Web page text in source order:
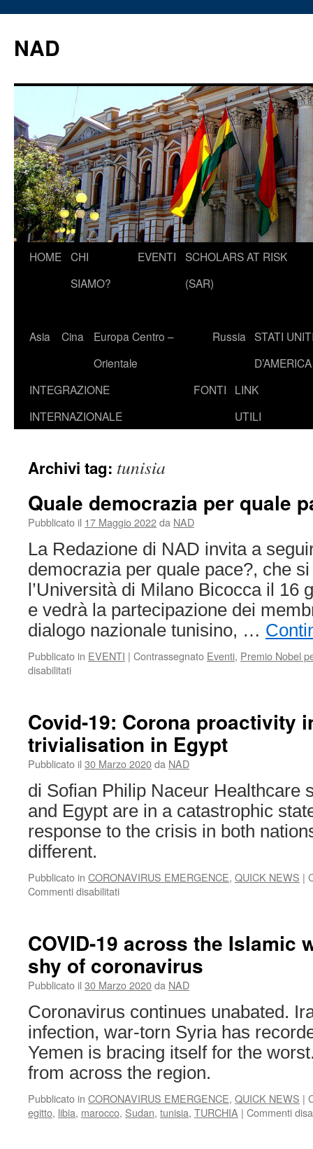
contenuto
NAD
HOME CHI
SIAMO?
EVENTI
SCHOLARS AT RISK
(SAR)
Asia Cina
Europa Centro –
Orientale
Russia STATI
D’AMERICA
INTEGRAZIONE
INTERNAZIONALE
FONTI
LINK
UTILI
Archivi tag: tunisia
Quale democrazia per quale
Pubblicato il 17 Maggio 2022da NAD
La Redazione di NAD invita a
democrazia per quale pace?, che
l’Università di Milano Bicocca il 16
e vedrà la partecipazione dei
dialogo nazionale tunisino, …
Pubblicato in EVENTI | Contrassegnato Eventi, Premio Nobel
disabilitatisu
quale
pace?
Covid-19: Corona proactivity
trivialisation in Egypt
Pubblicato il 30 Marzo 2020da NAD
di Sofian Philip Naceur Healthcare
and Egypt are in a catastrophic
response to the crisis in both
different.
Pubblicato in CORONAVIRUS EMERGENCE, QUICK NEWS |
Commenti disabilitatisu
proactivity
in
Tunisia,
trivialisation
Egypt
COVID-19 across the Islamic
shy of coronavirus
Pubblicato il 30 Marzo 2020da NAD
Coronavirus continues unabated.
infection, war-torn Syria has
Yemen is bracing itself for the
from across the region.
Pubblicato in CORONAVIRUS EMERGENCE, QUICK NEWS |
egitto, libia, marocco, Sudan, tunisia, TURCHIA | Commenti